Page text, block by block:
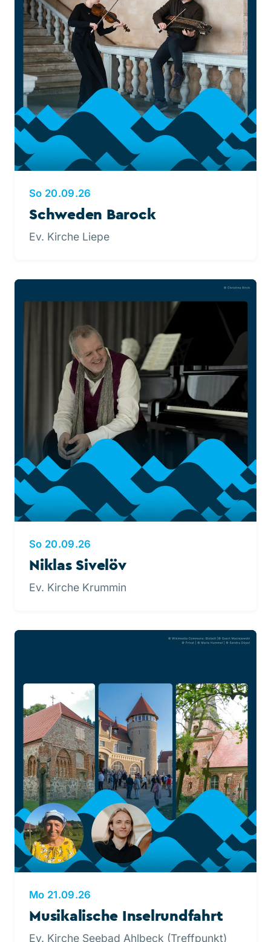
So 20.09.26
Schweden Barock
Ev. Kirche Liepe
So 20.09.26
Niklas Sivelöv
Ev. Kirche Krummin
Mo 21.09.26
Musikalische Inselrundfahrt
Ev. Kirche Seebad Ahlbeck (Treffpunkt)